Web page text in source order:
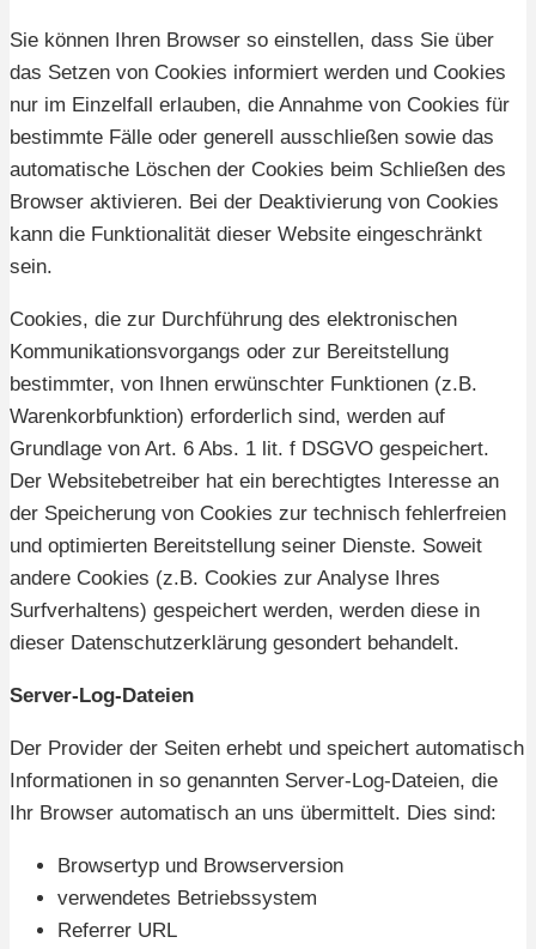
Sie können Ihren Browser so einstellen, dass Sie über
das Setzen von Cookies informiert werden und Cookies
nur im Einzelfall erlauben, die Annahme von Cookies für
bestimmte Fälle oder generell ausschließen sowie das
automatische Löschen der Cookies beim Schließen des
Browser aktivieren. Bei der Deaktivierung von Cookies
kann die Funktionalität dieser Website eingeschränkt
sein.
Cookies, die zur Durchführung des elektronischen
Kommunikationsvorgangs oder zur Bereitstellung
bestimmter, von Ihnen erwünschter Funktionen (z.B.
Warenkorbfunktion) erforderlich sind, werden auf
Grundlage von Art. 6 Abs. 1 lit. f DSGVO gespeichert.
Der Websitebetreiber hat ein berechtigtes Interesse an
der Speicherung von Cookies zur technisch fehlerfreien
und optimierten Bereitstellung seiner Dienste. Soweit
andere Cookies (z.B. Cookies zur Analyse Ihres
Surfverhaltens) gespeichert werden, werden diese in
dieser Datenschutzerklärung gesondert behandelt.
Server-Log-Dateien
Der Provider der Seiten erhebt und speichert automatisch
Informationen in so genannten Server-Log-Dateien, die
Ihr Browser automatisch an uns übermittelt. Dies sind:
Browsertyp und Browserversion
verwendetes Betriebssystem
Referrer URL